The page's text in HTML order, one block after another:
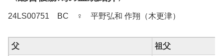
24LS00751 BC ♀ 平野弘和 作翔（木更津）
父 祖父